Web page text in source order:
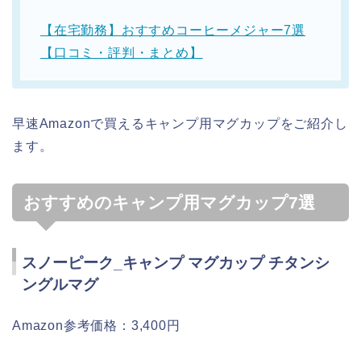
【在宅勤務】おすすめコーヒーメジャー7選
【口コミ・評判・まとめ】
早速Amazonで買えるキャンプ用マグカップをご紹介し
ます。
おすすめのキャンプ用マグカップ7選
スノーピーク_キャンプ マグカップ チタンシ
ングルマグ
Amazon参考価格：3,400円